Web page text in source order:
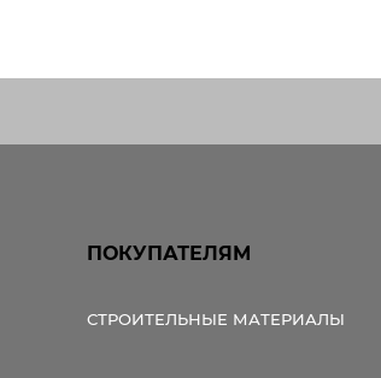
ПОКУПАТЕЛЯМ
СТРОИТЕЛЬНЫЕ МАТЕРИАЛЫ